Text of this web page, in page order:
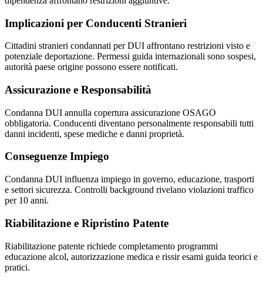
Implicazioni per Conducenti Stranieri
Cittadini stranieri condannati per DUI affrontano restrizioni visto e
potenziale deportazione. Permessi guida internazionali sono sospesi,
autorità paese origine possono essere notificati.
Assicurazione e Responsabilità
Condanna DUI annulla copertura assicurazione OSAGO
obbligatoria. Conducenti diventano personalmente responsabili tutti
danni incidenti, spese mediche e danni proprietà.
Conseguenze Impiego
Condanna DUI influenza impiego in governo, educazione, trasporti
e settori sicurezza. Controlli background rivelano violazioni traffico
per 10 anni.
Riabilitazione e Ripristino Patente
Riabilitazione patente richiede completamento programmi
educazione alcol, autorizzazione medica e rissir esami guida teorici e
pratici.